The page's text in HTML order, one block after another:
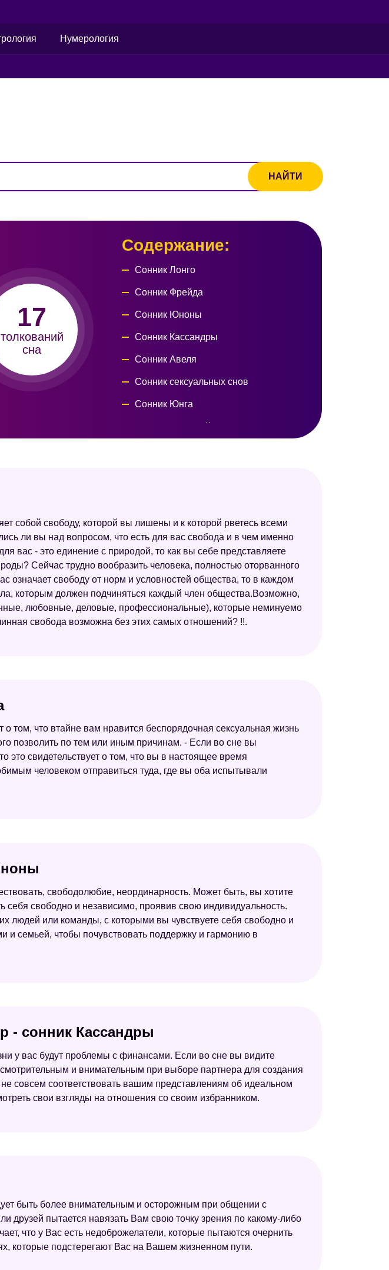
Нумерология
17
толкований
сна
Содержание:
Сонник Лонго
Сонник Фрейда
Сонник Юноны
Сонник Кассандры
Сонник Авеля
Сонник сексуальных снов
Сонник Юнга
Сонник значение снов
Новейший сонник
Большой сонник (Наталья Степанова)
Сонник толкователь снов
собой свободу, которой вы лишены и к которой рветесь всеми
ли вы над вопросом, что есть для вас свобода и в чем именно
вас - это единение с природой, то как вы себе представляете
Сейчас трудно вообразить человека, полностью оторванного
означает свободу от норм и условностей общества, то в каждом
которым должен подчиняться каждый член общества.Возможно,
любовные, деловые, профессиональные), которые неминуемо
свобода возможна без этих самых отношений? !!.
том, что втайне вам нравится беспорядочная сексуальная жизнь
позволить по тем или иным причинам. - Если во сне вы
это свидетельствует о том, что вы в настоящее время
человеком отправиться туда, где вы оба испытывали
свободолюбие, неординарность. Может быть, вы хотите
себя свободно и независимо, проявив свою индивидуальность.
людей или команды, с которыми вы чувствуете себя свободно и
семьей, чтобы почувствовать поддержку и гармонию в
- сонник Кассандры
у вас будут проблемы с финансами. Если во сне вы видите
и внимательным при выборе партнера для создания
совсем соответствовать вашим представлениям об идеальном
свои взгляды на отношения со своим избранником.
быть более внимательным и осторожным при общении с
пытается навязать Вам свою точку зрения по какому-либо
что у Вас есть недоброжелатели, которые пытаются очернить
которые подстерегают Вас на Вашем жизненном пути.